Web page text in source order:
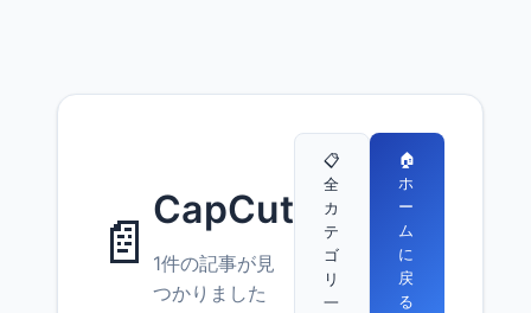
📄 CapCut
1件の記事が見
つかりました
📋
全
カ
テ
ゴ
リ
一
🏠
ホ
ー
ム
に
戻
る